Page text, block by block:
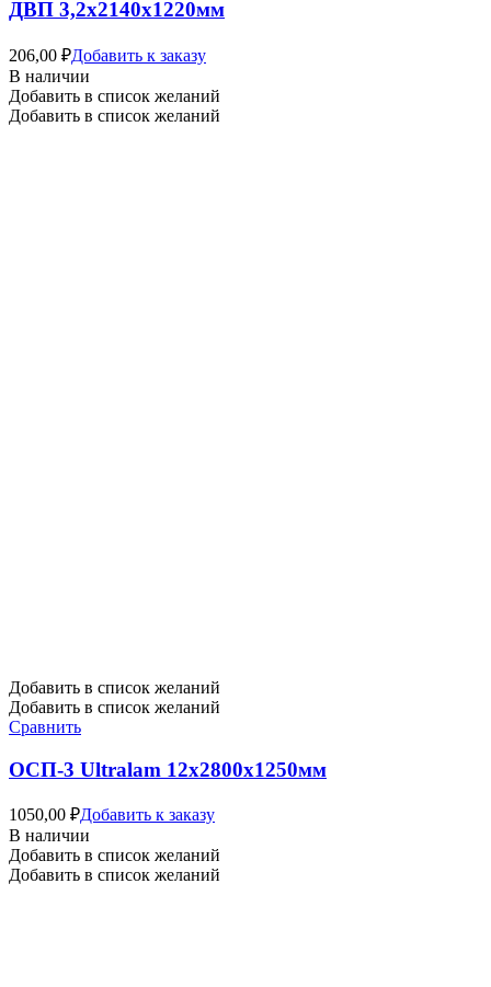
ДВП 3,2х2140х1220мм
206,00 ₽Добавить к заказу
В наличии
Добавить в список желаний
Добавить в список желаний
Добавить в список желаний
Добавить в список желаний
Сравнить
ОСП-3 Ultralam 12х2800х1250мм
1050,00 ₽Добавить к заказу
В наличии
Добавить в список желаний
Добавить в список желаний